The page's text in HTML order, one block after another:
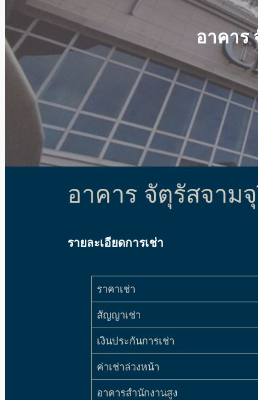
อาคาร
อาคาร จัตุรัสจาม
รายละเอียดการเช่า
ราคาเช่า
สัญญาเช่า
เงินประกันการเช่า
ค่าเช่าล่วงหน้า
อาคารสำนักงานสูง